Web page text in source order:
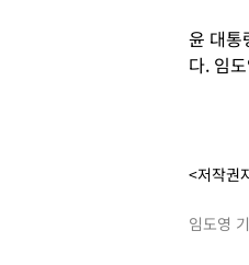
윤 대통
다. 임
<저작권
임도영